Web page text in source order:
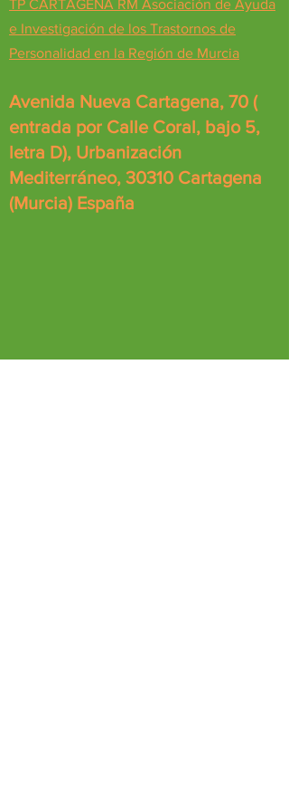
TP CARTAGENA RM Asociación de Ayuda
e Investigación de los Trastornos de
Personalidad en la Región de Murcia
Avenida Nueva Cartagena, 70 (
entrada por Calle Coral, bajo 5,
letra D), Urbanización
Mediterráneo, 30310 Cartagena
(Murcia) España